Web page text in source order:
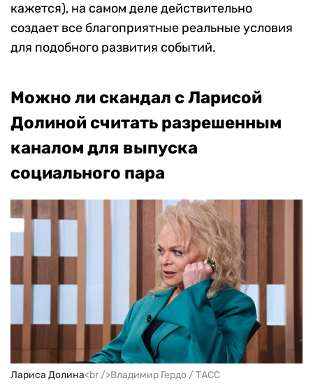
кажется), на самом деле действительно
создает все благоприятные реальные условия
для подобного развития событий.
Можно ли скандал с Ларисой
Долиной считать разрешенным
каналом для выпуска
социального пара
Лариса Долина<br />Владимир Гердо / ТАСС